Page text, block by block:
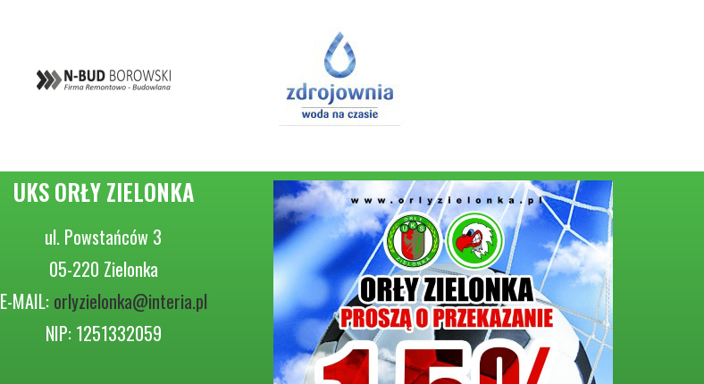
UKS ORŁY ZIELONKA
ul. Powstańców 3
05-220 Zielonka
E-MAIL: orlyzielonka@interia.pl
NIP: 1251332059